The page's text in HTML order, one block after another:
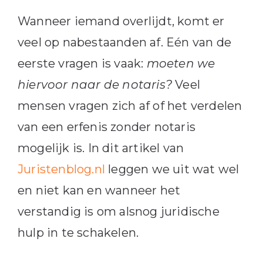
Wanneer iemand overlijdt, komt er
veel op nabestaanden af. Eén van de
eerste vragen is vaak: moeten we
hiervoor naar de notaris?Veel
mensen vragen zich af of het verdelen
van een erfenis zonder notaris
mogelijk is. In dit artikel van
Juristenblog.nl leggen we uit wat wel
en niet kan en wanneer het
verstandig is om alsnog juridische
hulp in te schakelen.